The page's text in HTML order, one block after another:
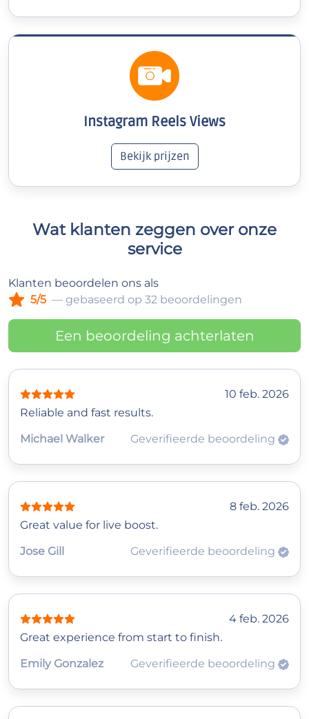
Instagram Reels Views
Bekijk prijzen
Wat klanten zeggen over onze
service
Klanten beoordelen ons als
5/5 — gebaseerd op 32 beoordelingen
Een beoordeling achterlaten
10 feb. 2026
Reliable and fast results.
Michael Walker
Geverifieerde beoordeling
8 feb. 2026
Great value for live boost.
Jose Gill
Geverifieerde beoordeling
4 feb. 2026
Great experience from start to finish.
Emily Gonzalez
Geverifieerde beoordeling